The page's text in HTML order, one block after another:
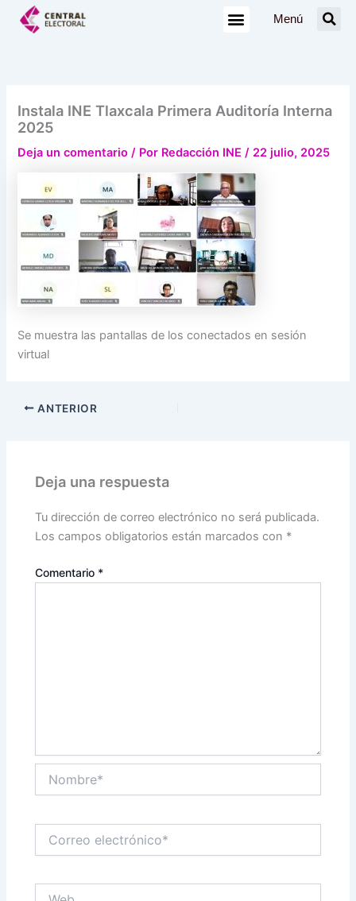
Menú
Instala INE Tlaxcala Primera Auditoría Interna
2025
Deja un comentario / Por Redacción INE/ 22 julio, 2025
Se muestra las pantallas de los conectados en sesión
virtual
ANTERIOR
Deja una respuesta
Tu dirección de correo electrónico no será publicada.
Los campos obligatorios están marcados con *
Comentario *
electrónico*